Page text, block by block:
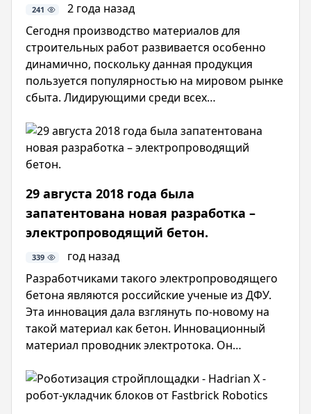
241
2 года назад
Сегодня производство материалов для
строительных работ развивается особенно
динамично, поскольку данная продукция
пользуется популярностью на мировом рынке
сбыта. Лидирующими среди всех
специальные строительные смеси.
29 августа 2018 года была
запатентована новая разработка –
электропроводящий бетон.
339
год назад
Разработчиками такого электропроводящего
бетона являются российские ученые из ДФУ.
Эта инновация дала взглянуть по-новому на
такой материал как бетон. Инновационный
материал проводник электротока. Он
бетон. Он может применяться в специальном
строительстве особо ответственных